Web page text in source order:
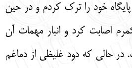
خود را ترک کردم و در حین
اصابت کرد و انبار مهمات آن
در حالی که دود غلیظی از دماغم